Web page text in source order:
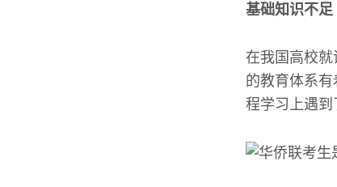
基础知识不足
在我国高校
的教育体系
程学习上遇到